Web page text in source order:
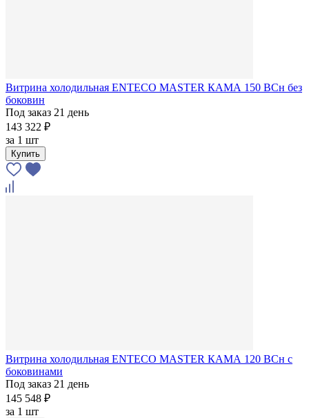
Витрина холодильная ENTECO MASTER КАМА 150 BCн без
боковин
Под заказ 21 день
143 322 ₽
за 1 шт
Купить
Витрина холодильная ENTECO MASTER КАМА 120 BCн с
боковинами
Под заказ 21 день
145 548 ₽
за 1 шт